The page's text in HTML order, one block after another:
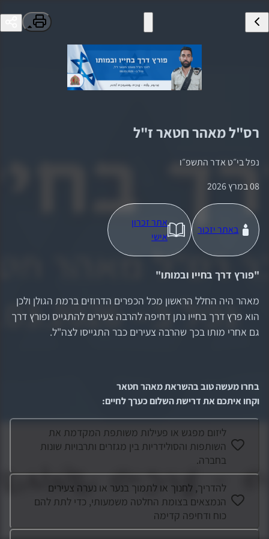
רס"למאהר חטארז"ל
נפל בי״ט אדר התשפ״ו
08 במרץ 2026
באתר יזכור
אתר זכרון
אישי
"פורץ דרך בחייו ובמותו"
מאהר היה החלל הראשון מכל הכפרים הדרוזים ברמת הגולן ולכן
הוא פרץ דרך בחייו נתן דחיפה להרבה צעירים להתגייס ופורץ דרך
גם אחרי מותו בכך שהרבה צעירים כבר התגייסו לצה"ל.
בחרו מעשה טוב בהשראתמאהר חטאר
וקחו איתכם את דרישת השלום כערך לחיים:
ליזום מפגש או פעילות משותפת המקדמת את
השותפות והסולידריות בין מגזרים ותרבויות שונות
בחברה.
להדריך, לחנוך או לתמוך בנער או נערה צעירים
הנמצאים בצומת החלטה משמעותי, כדי לתת להם
כוח ודחיפה קדימה